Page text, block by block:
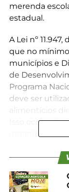
merenda
estadual.
A Lei nº
que no mínimo
municípios e
de
Programa
deve ser
Isso ocorre
organizações
Em Rio Azul,
anos), da